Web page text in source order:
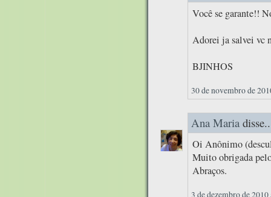
Você se garante!!
Adorei ja salvei vc
BJINHOS
30 de novembro de
Ana Maria
Oi Anônimo
Muito obrigada
Abraços.
3 de dezembro de 2010